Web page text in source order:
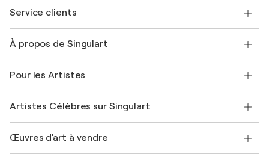
Service clients
Expédition
Offrir une carte cadeau
Rejoignez notre programme commercial
Mon compte
+33 1 76 44 06 42
À propos de Singulart
FAQ
Magazine Singulart
Emplois
Découvrez une sélection d'art original
Pour les Artistes
Se connecter en tant qu'Artiste
Artistes Célèbres sur Singulart
Marc Chagall
Œuvres d'art à vendre